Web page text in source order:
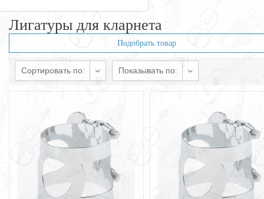
Лигатуры для кларнета
Подобрать товар
Сортировать по: Показывать по: